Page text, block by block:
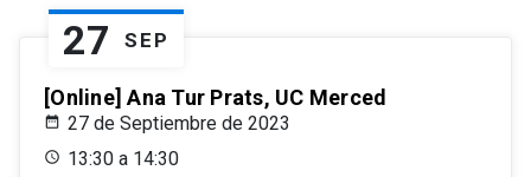
27 SEP
[Online] Ana Tur Prats, UC Merced
27 de Septiembre de 2023
13:30 a 14:30